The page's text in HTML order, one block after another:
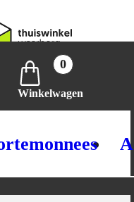
0
Winkelwagen